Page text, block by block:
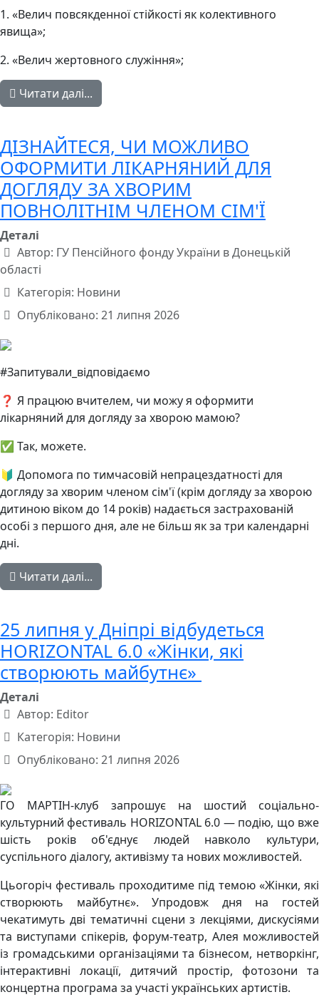
1. «Велич повсякденної стійкості як колективного
явища»;
2. «Велич жертовного служіння»;
Читати далі...
ДІЗНАЙТЕСЯ, ЧИ МОЖЛИВО
ОФОРМИТИ ЛІКАРНЯНИЙ ДЛЯ
ДОГЛЯДУ ЗА ХВОРИМ
ПОВНОЛІТНІМ ЧЛЕНОМ СІМ'Ї
Деталі
Автор: ГУ Пенсійного фонду України в Донецькій
області
Категорія: Новини
Опубліковано: 21 липня 2026
#Запитували_відповідаємо
❓ Я працюю вчителем, чи можу я оформити
лікарняний для догляду за хворою мамою?
✅ Так, можете.
🔰 Допомога по тимчасовій непрацездатності для
догляду за хворим членом сім'ї (крім догляду за хворою
дитиною віком до 14 років) надається застрахованій
особі з першого дня, але не більш як за три календарні
дні.
Читати далі...
25 липня у Дніпрі відбудеться
HORIZONTAL 6.0 «Жінки, які
створюють майбутнє»
Деталі
Автор: Editor
Категорія: Новини
Опубліковано: 21 липня 2026
ГО МАРТІН-клуб запрошує на шостий соціально-
культурний фестиваль HORIZONTAL 6.0 — подію, що вже
шість років об'єднує людей навколо культури,
суспільного діалогу, активізму та нових можливостей.
Цьогоріч фестиваль проходитиме під темою «Жінки, які
створюють майбутнє». Упродовж дня на гостей
чекатимуть дві тематичні сцени з лекціями, дискусіями
та виступами спікерів, форум-театр, Алея можливостей
із громадськими організаціями та бізнесом, нетворкінг,
інтерактивні локації, дитячий простір, фотозони та
концертна програма за участі українських артистів.